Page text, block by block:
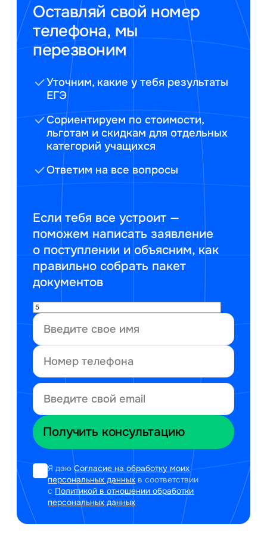
Оставляй свой номер
телефона, мы
перезвоним
Уточним, какие у тебя результаты
ЕГЭ
Сориентируем по стоимости,
льготам и скидкам для отдельных
категорий учащихся
Ответим на все вопросы
Если тебя все устроит —
поможем написать заявление
о поступлении и объясним, как
правильно собрать пакет
документов
Я даюСогласие на обработку моих
персональных данных в соответствии
с Политикой в отношении обработки
персональных данных